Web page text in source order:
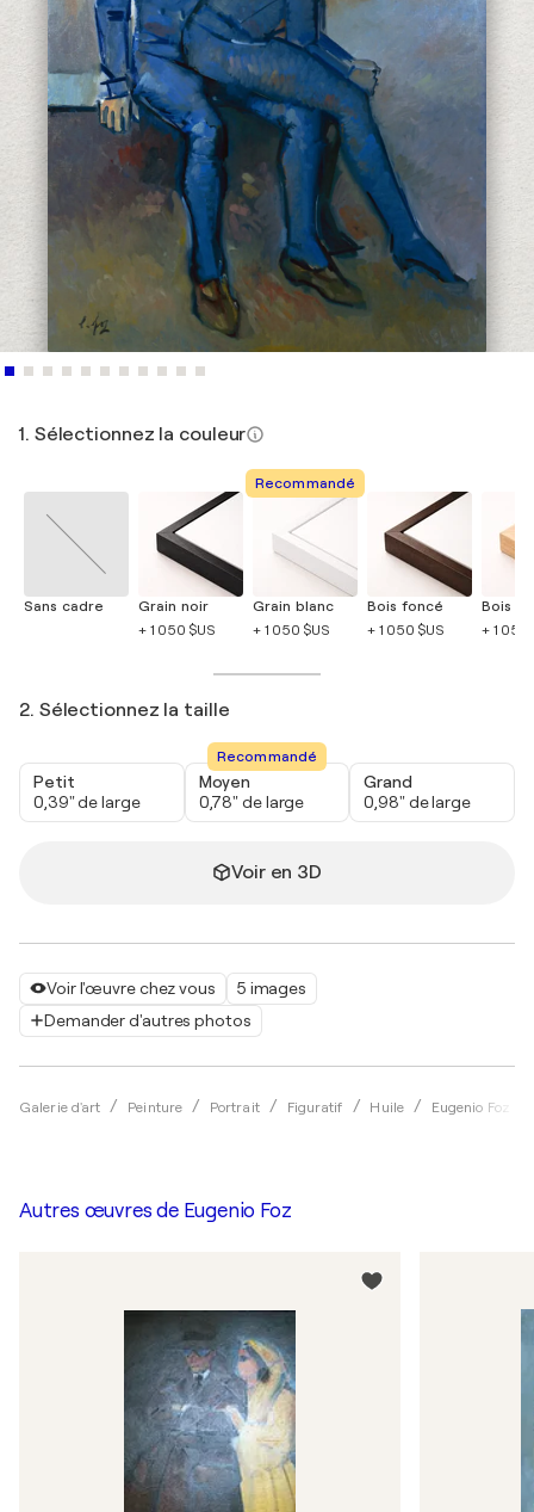
Voir l'œuvre chez vous
5 images
Demander d'autres photos
Galerie d'art Peinture Portrait Figuratif Huile Eugenio Foz
1. Sélectionnez la couleur
Sans cadre
Grain noir
+ 1 050 $US
Recommandé
Grain blanc
+ 1 050 $US
Bois foncé
+ 1 050 $US
Bois
+ 1 050
2. Sélectionnez la taille
Petit
0,39" de large
Recommandé
Moyen
0,78" de large
Grand
0,98" de large
Voir en 3D
Autres œuvres de Eugenio Foz